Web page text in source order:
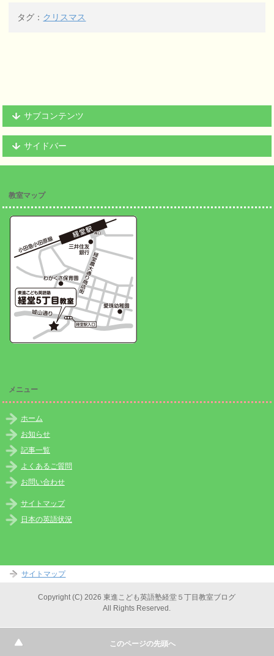
タグ： クリスマス
サブコンテンツ
サイドバー
教室マップ
メニュー
ホーム
お知らせ
記事一覧
よくあるご質問
お問い合わせ
サイトマップ
日本の英語状況
サイトマップ
Copyright (C) 2026 東進こども英語塾経堂５丁目教室ブログ
All Rights Reserved.
このページの先頭へ